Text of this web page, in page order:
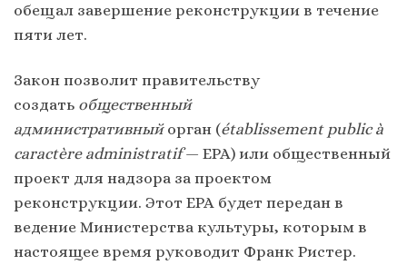
обещал завершение реконструкции в течение
пяти лет.
Закон позволит правительству
создать общественный
административныйорган (établissement public à
caractère administratif— EPA) или общественный
проект для надзора за проектом
реконструкции. Этот EPA будет передан в
ведение Министерства культуры, которым в
настоящее время руководит Франк Ристер.